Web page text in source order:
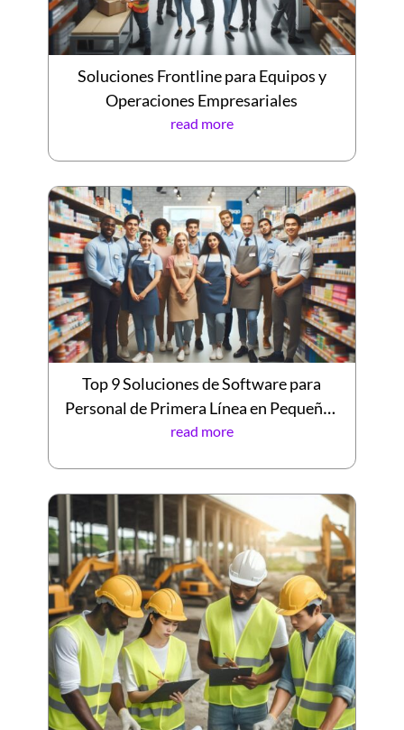
Soluciones Frontline para Equipos y
Operaciones Empresariales
read more
Top 9 Soluciones de Software para
Personal de Primera Línea en Pequeñas
Empresas en 2026
read more